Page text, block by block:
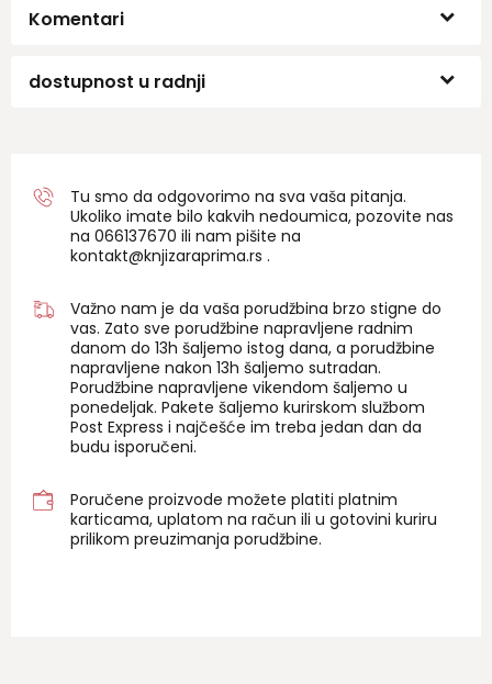
Komentari
dostupnost u radnji
Tu smo da odgovorimo na sva vaša pitanja.
Ukoliko imate bilo kakvih nedoumica, pozovite nas
na 066137670 ili nam pišite na
kontakt@knjizaraprima.rs .
Važno nam je da vaša porudžbina brzo stigne do
vas. Zato sve porudžbine napravljene radnim
danom do 13h šaljemo istog dana, a porudžbine
napravljene nakon 13h šaljemo sutradan.
Porudžbine napravljene vikendom šaljemo u
ponedeljak. Pakete šaljemo kurirskom službom
Post Express i najčešće im treba jedan dan da
budu isporučeni.
Poručene proizvode možete platiti platnim
karticama, uplatom na račun ili u gotovini kuriru
prilikom preuzimanja porudžbine.